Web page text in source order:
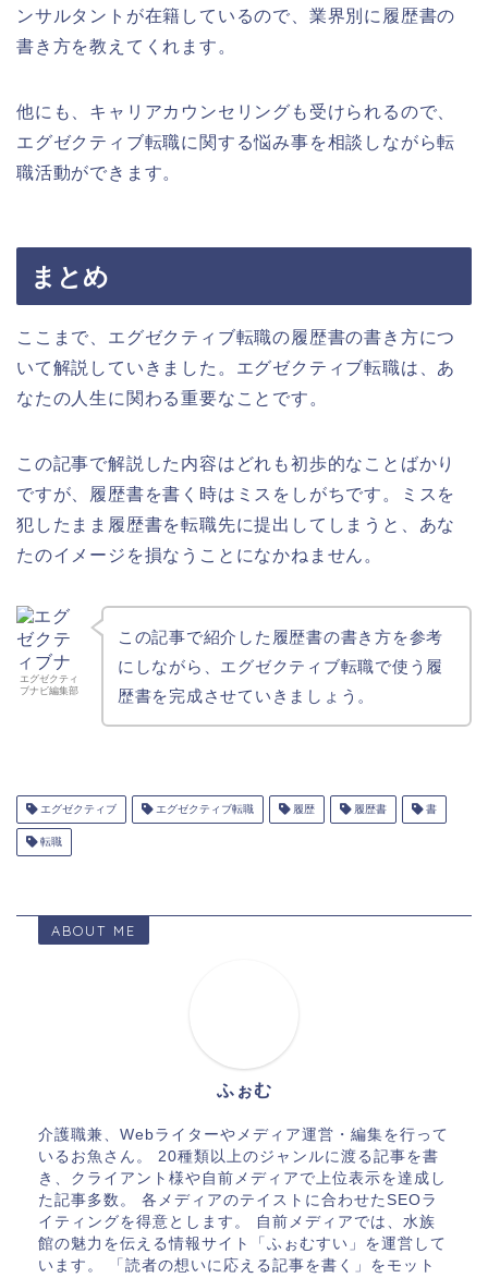
ンサルタントが在籍しているので、業界別に履歴書の
書き方を教えてくれます。
他にも、キャリアカウンセリングも受けられるので、
エグゼクティブ転職に関する悩み事を相談しながら転
職活動ができます。
まとめ
ここまで、エグゼクティブ転職の履歴書の書き方につ
いて解説していきました。エグゼクティブ転職は、あ
なたの人生に関わる重要なことです。
この記事で解説した内容はどれも初歩的なことばかり
ですが、履歴書を書く時はミスをしがちです。ミスを
犯したまま履歴書を転職先に提出してしまうと、あな
たのイメージを損なうことになかねません。
エグゼクティ
ブナビ編集部
この記事で紹介した履歴書の書き方を参考
にしながら、エグゼクティブ転職で使う履
歴書を完成させていきましょう。
エグゼクティブ エグゼクティブ転職 履歴 履歴書 書
転職
ABOUT ME
ふぉむ
介護職兼、Webライターやメディア運営・編集を行って
いるお魚さん。 20種類以上のジャンルに渡る記事を書
き、クライアント様や自前メディアで上位表示を達成し
た記事多数。 各メディアのテイストに合わせたSEOラ
イティングを得意とします。 自前メディアでは、水族
館の魅力を伝える情報サイト「ふぉむすい」を運営して
います。 「読者の想いに応える記事を書く」をモット